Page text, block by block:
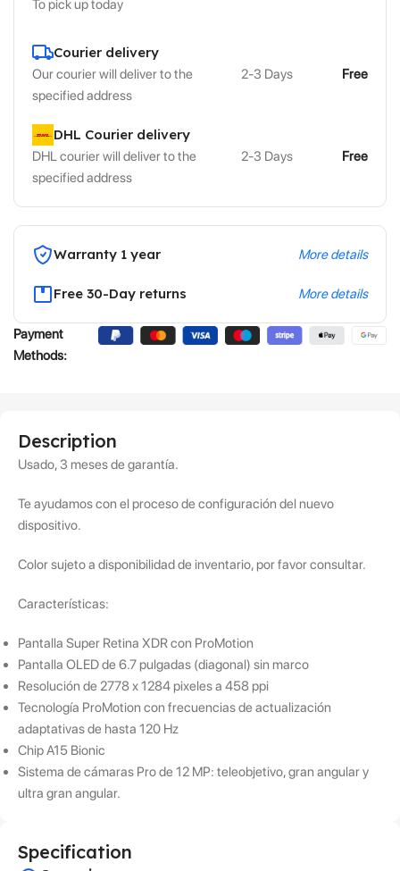
To pick up today
Courier delivery
Our courier will deliver to the
specified address
2-3 Days Free
DHL Courier delivery
DHL courier will deliver to the
specified address
2-3 Days Free
Warranty 1 year More details
Free 30-Day returns More details
Payment
Methods:
Description
Usado, 3 meses de garantía.
Te ayudamos con el proceso de configuración del nuevo
dispositivo.
Color sujeto a disponibilidad de inventario, por favor consultar.
Características:
Pantalla Super Retina XDR con ProMotion
Pantalla OLED de 6.7 pulgadas (diagonal) sin marco
Resolución de 2778 x 1284 pixeles a 458 ppi
Tecnología ProMotion con frecuencias de actualización
adaptativas de hasta 120 Hz
Chip A15 Bionic
Sistema de cámaras Pro de 12 MP: teleobjetivo, gran angular y
ultra gran angular.
Specification